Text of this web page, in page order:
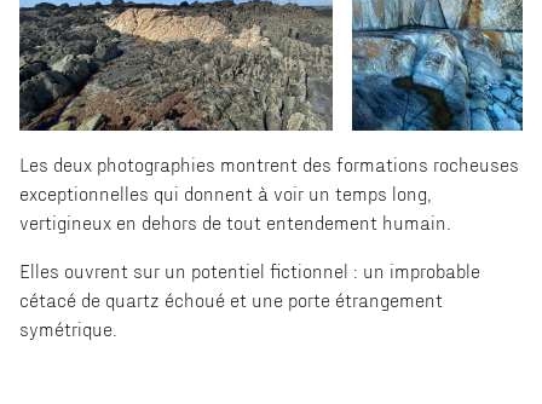
Les deux photographies montrent des formations rocheuses
exceptionnelles qui donnent à voir un temps long,
vertigineux en dehors de tout entendement humain.
Elles ouvrent sur un potentiel fictionnel : un improbable
cétacé de quartz échoué et une porte étrangement
symétrique.